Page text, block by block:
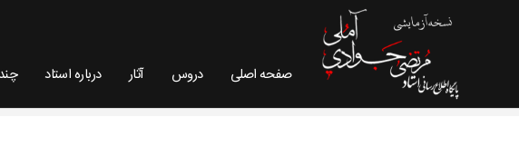
صفحه اصلی دروس آثار درباره استاد